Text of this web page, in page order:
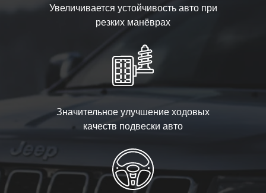
Увеличивается устойчивость авто при
резких манёврах
Значительное улучшение ходовых
качеств подвески авто